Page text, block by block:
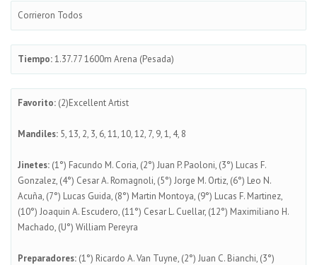
Corrieron Todos
Tiempo:1.37.77 1600m Arena (Pesada)
Favorito: (2)Excellent Artist
Mandiles: 5, 13, 2, 3, 6, 11, 10, 12, 7, 9, 1, 4, 8
Jinetes: (1°) Facundo M. Coria, (2°) Juan P. Paoloni, (3°) Lucas F.
Gonzalez, (4°) Cesar A. Romagnoli, (5°) Jorge M. Ortiz, (6°) Leo N.
Acuña, (7°) Lucas Guida, (8°) Martin Montoya, (9°) Lucas F. Martinez,
(10°) Joaquin A. Escudero, (11°) Cesar L. Cuellar, (12°) Maximiliano H.
Machado, (U°) William Pereyra
Preparadores: (1°) Ricardo A. Van Tuyne, (2°) Juan C. Bianchi, (3°)